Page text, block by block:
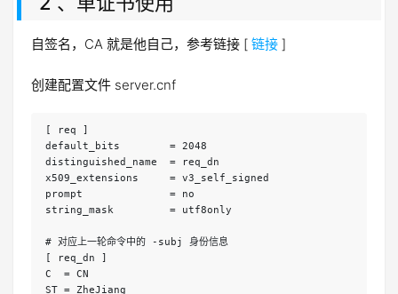
自签名，CA 就是他自己，参考链接 [ 链接 ]
创建配置文件 server.cnf
[ req ]
default_bits        = 2048
distinguished_name  = req_dn
x509_extensions     = v3_self_signed
prompt              = no
string_mask         = utf8only
# 对应上一轮命令中的 -subj 身份信息
[ req_dn ]
C  = CN
ST = ZheJiang